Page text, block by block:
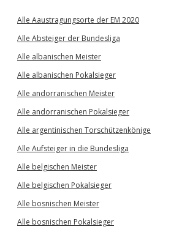
Alle Aaustragungsorte der EM 2020
Alle Absteiger der Bundesliga
Alle albanischen Meister
Alle albanischen Pokalsieger
Alle andorranischen Meister
Alle andorranischen Pokalsieger
Alle argentinischen Torschützenkönige
Alle Aufsteiger in die Bundesliga
Alle belgischen Meister
Alle belgischen Pokalsieger
Alle bosnischen Meister
Alle bosnischen Pokalsieger